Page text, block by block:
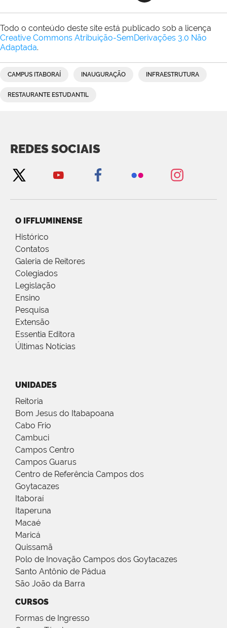
Todo o conteúdo deste site está publicado sob a licença
Creative Commons Atribuição-SemDerivações 3.0 Não
Adaptada.
CAMPUS ITABORAÍ INAUGURAÇÃO INFRAESTRUTURA
RESTAURANTE ESTUDANTIL
REDES SOCIAIS
O IFFLUMINENSE
Histórico
Contatos
Galeria de Reitores
Colegiados
Legislação
Ensino
Pesquisa
Extensão
Essentia Editora
Últimas Notícias
UNIDADES
Reitoria
Bom Jesus do Itabapoana
Cabo Frio
Cambuci
Campos Centro
Campos Guarus
Centro de Referência Campos dos
Goytacazes
Itaboraí
Itaperuna
Macaé
Maricá
Quissamã
Polo de Inovação Campos dos Goytacazes
Santo Antônio de Pádua
São João da Barra
CURSOS
Formas de Ingresso